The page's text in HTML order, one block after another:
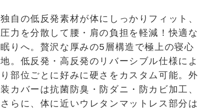
独自の低反発素材が体にしっかりフィット、
圧力を分散して腰・肩の負担を軽減！快適な
眠りへ。贅沢な厚みの5層構造で極上の寝心
地。低反発・高反発のリバーシブル仕様によ
り部位ごとに好みに硬さをカスタム可能。外
装カバーは抗菌防臭・防ダニ・防カビ加工、
さらに、体に近いウレタンマットレス部分は